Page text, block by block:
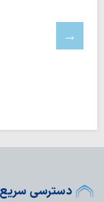
دسترسی سریع